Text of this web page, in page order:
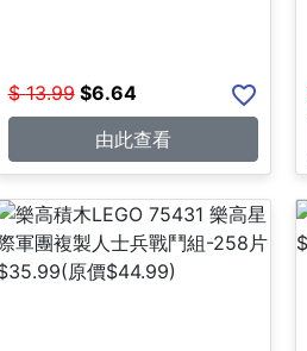
$ 13.99 $6.64
由此查看